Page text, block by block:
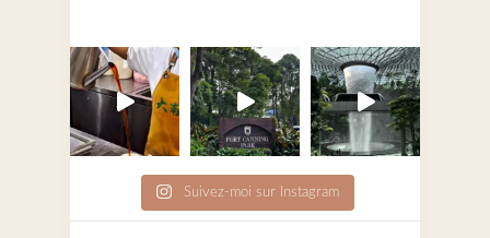
Suivez-moi sur Instagram